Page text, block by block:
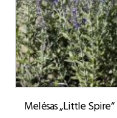
Melėsas „Little Spire“